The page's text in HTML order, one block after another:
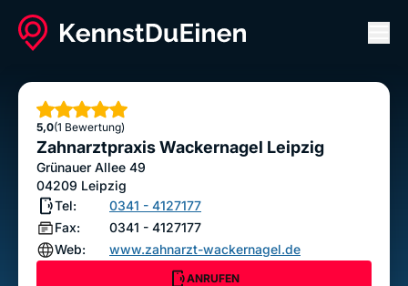
Zahnarztpraxis Wackernagel Leipzig
5,0
Sterne
(1 Bewertung)
Zahnarztpraxis Wackernagel Leipzig
Grünauer Allee 49
04209 Leipzig
Tel:
0341 - 4127177
Fax:
0341 - 4127177
Web:
www.zahnarzt-wackernagel.de
ANRUFEN